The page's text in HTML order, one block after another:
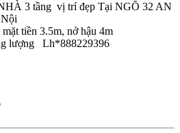
3 tầng vị trí đẹp Tại NGÕ 32 AN
tiền 3.5m, nở hậu 4m
lượng Lh*888229396